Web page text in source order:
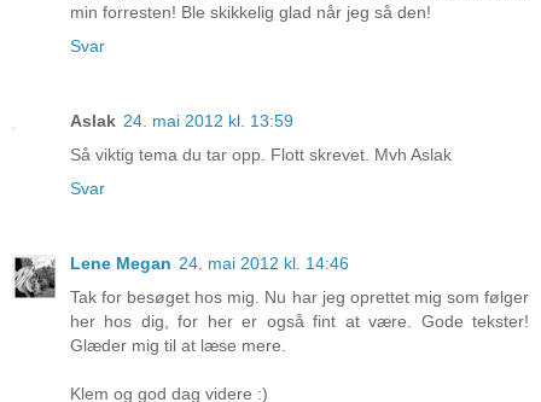
min forresten! Ble skikkelig glad når jeg så den!
Svar
Aslak 24. mai 2012 kl. 13:59
Så viktig tema du tar opp. Flott skrevet. Mvh Aslak
Svar
Lene Megan 24. mai 2012 kl. 14:46
Tak for besøget hos mig. Nu har jeg oprettet mig som følger
her hos dig, for her er også fint at være. Gode tekster!
Glæder mig til at læse mere.
Klem og god dag videre :)